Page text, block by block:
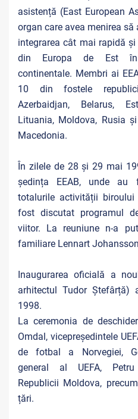
asistență (East European
organ care avea menirea
integrarea cât mai rapidă
din Europa de Est în
continentale. Membri ai
10 din fostele
Azerbaidjan, Belarus,
Lituania, Moldova, Rusia
Macedonia.
În zilele de 28 și 29 mai
ședința EEAB, unde
totalurile activității
fost discutat programul
viitor. La reuniune n-a
familiare Lennart
Inaugurarea oficială a
arhitectul Tudor
1998.
La ceremonia de
Omdal, vicepreședintele
de fotbal a Norvegiei,
general al UEFA, Petru
Republicii Moldova,
țări.